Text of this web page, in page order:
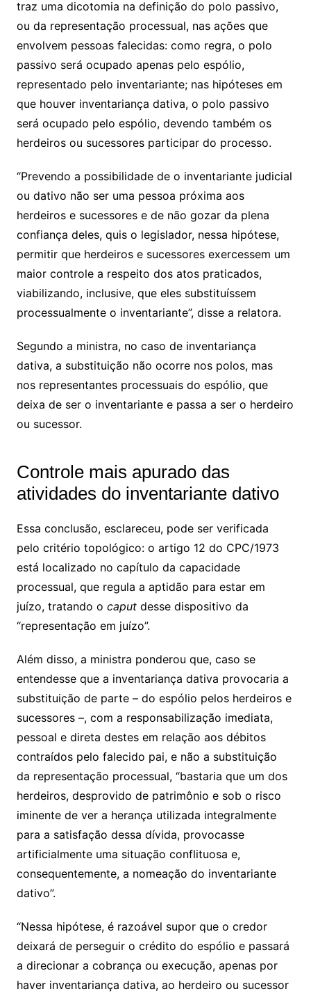
traz uma dicotomia na definição do polo passivo,
ou da representação processual, nas ações que
envolvem pessoas falecidas: como regra, o polo
passivo será ocupado apenas pelo espólio,
representado pelo inventariante; nas hipóteses em
que houver inventariança dativa, o polo passivo
será ocupado pelo espólio, devendo também os
herdeiros ou sucessores participar do processo.
“Prevendo a possibilidade de o inventariante judicial
ou dativo não ser uma pessoa próxima aos
herdeiros e sucessores e de não gozar da plena
confiança deles, quis o legislador, nessa hipótese,
permitir que herdeiros e sucessores exercessem um
maior controle a respeito dos atos praticados,
viabilizando, inclusive, que eles substituíssem
processualmente o inventariante”, disse a relatora.
Segundo a ministra, no caso de inventariança
dativa, a substituição não ocorre nos polos, mas
nos representantes processuais do espólio, que
deixa de ser o inventariante e passa a ser o herdeiro
ou sucessor.
Controle mais apurado das
atividades do inventariante dativo
Essa conclusão, esclareceu, pode ser verificada
pelo critério topológico: o artigo 12 do CPC/1973
está localizado no capítulo da capacidade
processual, que regula a aptidão para estar em
juízo, tratando o caputdesse dispositivo da
“representação em juízo”.
Além disso, a ministra ponderou que, caso se
entendesse que a inventariança dativa provocaria a
substituição de parte – do espólio pelos herdeiros e
sucessores –, com a responsabilização imediata,
pessoal e direta destes em relação aos débitos
contraídos pelo falecido pai, e não a substituição
da representação processual, “bastaria que um dos
herdeiros, desprovido de patrimônio e sob o risco
iminente de ver a herança utilizada integralmente
para a satisfação dessa dívida, provocasse
artificialmente uma situação conflituosa e,
consequentemente, a nomeação do inventariante
dativo”.
“Nessa hipótese, é razoável supor que o credor
deixará de perseguir o crédito do espólio e passará
a direcionar a cobrança ou execução, apenas por
haver inventariança dativa, ao herdeiro ou sucessor